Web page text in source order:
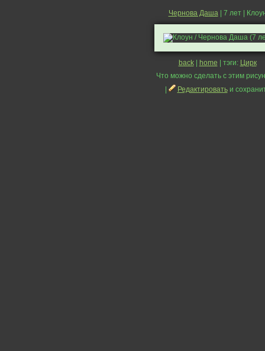
Чернова Даша| 7 лет |
back| home | тэги: Цирк
Что можно сделать с этим
Редактироватьи